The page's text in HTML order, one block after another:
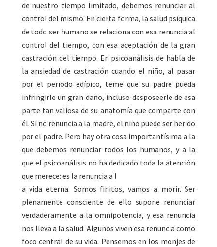
de nuestro tiempo limitado, debemos renunciar al
control del mismo. En cierta forma, la salud psíquica
de todo ser humano se relaciona con esa renuncia al
control del tiempo, con esa aceptación de la gran
castración del tiempo. En psicoanálisis de habla de
la ansiedad de castración cuando el niño, al pasar
por el periodo edípico, teme que su padre pueda
infringirle un gran daño, incluso desposeerle de esa
parte tan valiosa de su anatomía que comparte con
él. Si no renuncia a la madre, el niño puede ser herido
por el padre. Pero hay otra cosa importantísima a la
que debemos renunciar todos los humanos, y a la
que el psicoanálisis no ha dedicado toda la atención
que merece: es la renuncia a l
a vida eterna. Somos finitos, vamos a morir. Ser
plenamente consciente de ello supone renunciar
verdaderamente a la omnipotencia, y esa renuncia
nos lleva a la salud. Algunos viven esa renuncia como
foco central de su vida. Pensemos en los monjes de